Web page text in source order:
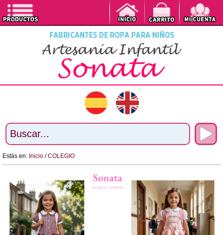
Estás en: Inicio /COLEGIO